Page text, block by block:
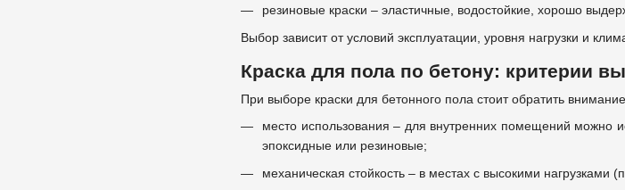
резиновые краски – эластичные, водостойкие, хорошо
Выбор зависит от условий эксплуатации, уровня нагрузки и
Краска для пола по бетону: критерии
При выборе краски для бетонного пола стоит обратить
место использования – для внутренних помещений можно
эпоксидные или резиновые;
механическая стойкость – в местах с высокими нагрузками